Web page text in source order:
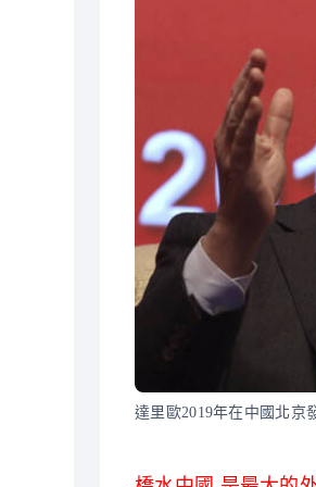
達里歐2019年在中國北京